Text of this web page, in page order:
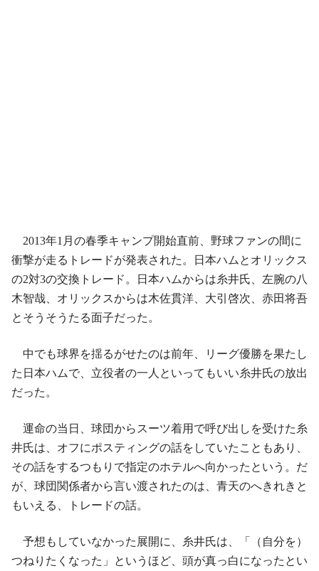
2013年1月の春季キャンプ開始直前、野球ファンの間に
衝撃が走るトレードが発表された。日本ハムとオリックス
の2対3の交換トレード。日本ハムからは糸井氏、左腕の八
木智哉、オリックスからは木佐貫洋、大引啓次、赤田将吾
とそうそうたる面子だった。
中でも球界を揺るがせたのは前年、リーグ優勝を果たし
た日本ハムで、立役者の一人といってもいい糸井氏の放出
だった。
運命の当日、球団からスーツ着用で呼び出しを受けた糸
井氏は、オフにポスティングの話をしていたこともあり、
その話をするつもりで指定のホテルへ向かったという。だ
が、球団関係者から言い渡されたのは、青天のへきれきと
もいえる、トレードの話。
予想もしていなかった展開に、糸井氏は、「（自分を）
つねりたくなった」というほど、頭が真っ白になったとい